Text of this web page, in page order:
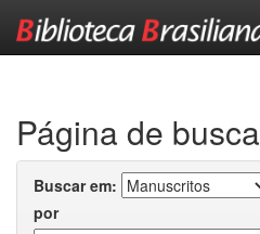
Página de busca
Buscar em:
por